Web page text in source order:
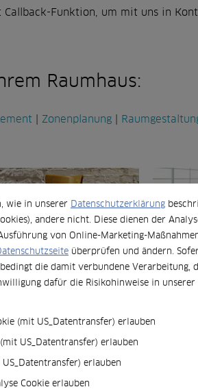
Funktion, um mit uns in
Raumhaus:
Zonenplanung
Reparatur
Betreuung und mehr
Unsere
wie in unserer Datenschutzerklärung
andere nicht. Diese dienen der
von Online-Marketing-
überprüfen und ändern.
die damit verbundene Verarbeitung,
dafür die Risikohinweise in unserer
(mit US_Datentransfer) erlauben
US_Datentransfer) erlauben
erlauben
Cookie erlauben